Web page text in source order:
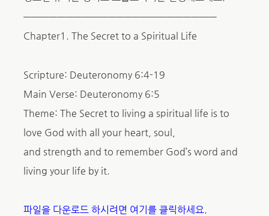
———————————————————————
Chapter1. The Secret to a Spiritual Life
Scripture: Deuteronomy 6:4-19
Main Verse: Deuteronomy 6:5
Theme: The Secret to living a spiritual life is to
love God with all your heart, soul,
and strength and to remember God’s word and
living your life by it.
파일을 다운로드 하시려면 여기를 클릭하세요.